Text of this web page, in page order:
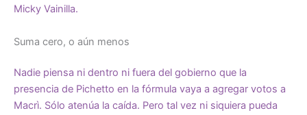
Micky Vainilla.
Suma cero, o aún menos
Nadie piensa ni dentro ni fuera del gobierno que la
presencia de Pichetto en la fórmula vaya a agregar votos a
Macrì. Sólo atenúa la caída. Pero tal vez ni siquiera pueda